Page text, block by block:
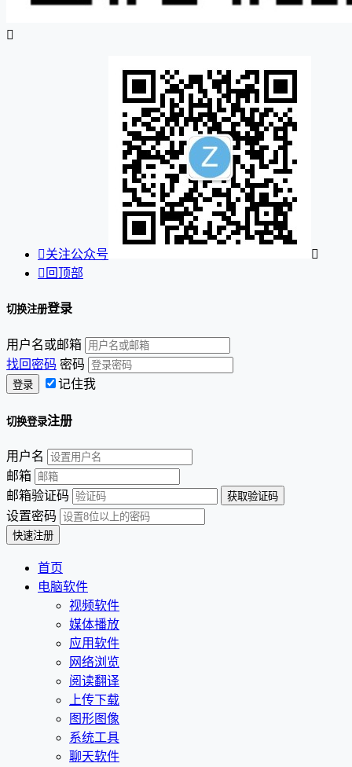

关注公众号

 回顶部
切换注册登录
用户名或邮箱
找回密码 密码
记住我
切换登录注册
用户名
邮箱
邮箱验证码
设置密码
首页
电脑软件
视频软件
媒体播放
应用软件
网络浏览
阅读翻译
上传下载
图形图像
系统工具
聊天软件